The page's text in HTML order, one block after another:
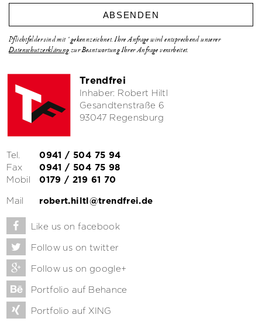
ABSENDEN
Pflichtfelder sind mit * gekennzeichnet. Ihre Anfrage wird entsprechend unserer
Datenschutzerklärungzur Beantwortung Ihrer Anfrage verarbeitet.
Trendfrei
Inhaber: Robert Hiltl
Gesandtenstraße 6
93047 Regensburg
Tel.
Fax
Mobil
Mail
0941 / 504 75 94
0941 / 504 75 98
0179 / 219 61 70
robert.hiltl@trendfrei.de
Like us on facebook
Follow us on twitter
Follow us on google+
Portfolio auf Behance
Portfolio auf XING